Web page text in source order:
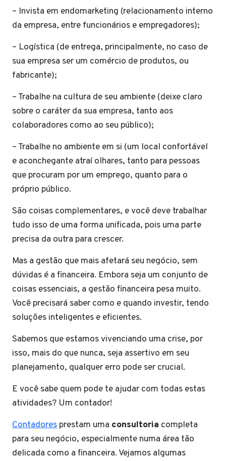
– Invista em endomarketing (relacionamento interno
da empresa, entre funcionários e empregadores);
– Logística (de entrega, principalmente, no caso de
sua empresa ser um comércio de produtos, ou
fabricante);
– Trabalhe na cultura de seu ambiente (deixe claro
sobre o caráter da sua empresa, tanto aos
colaboradores como ao seu público);
– Trabalhe no ambiente em si (um local confortável
e aconchegante atraí olhares, tanto para pessoas
que procuram por um emprego, quanto para o
próprio público.
São coisas complementares, e você deve trabalhar
tudo isso de uma forma unificada, pois uma parte
precisa da outra para crescer.
Mas a gestão que mais afetará seu negócio, sem
dúvidas é a financeira. Embora seja um conjunto de
coisas essenciais, a gestão financeira pesa muito.
Você precisará saber como e quando investir, tendo
soluções inteligentes e eficientes.
Sabemos que estamos vivenciando uma crise, por
isso, mais do que nunca, seja assertivo em seu
planejamento, qualquer erro pode ser crucial.
E você sabe quem pode te ajudar com todas estas
atividades? Um contador!
Contadores prestam uma consultoria completa
para seu negócio, especialmente numa área tão
delicada como a financeira. Vejamos algumas